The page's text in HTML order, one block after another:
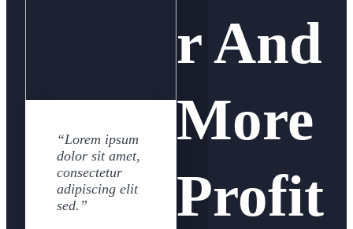
“Lorem ipsum
dolor sit amet,
consectetur
adipiscing elit
sed.”
r And
More
Profit